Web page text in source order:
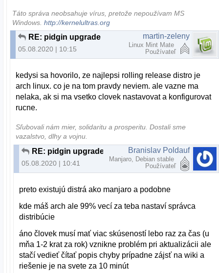
Táto správa neobsahuje vírus, pretože nepoužívam MS
Windows.http://kernelultras.org
RE: pidgin upgrade
05.08.2020 | 10:15
martin-zeleny
Linux Mint Mate
Používateľ
kedysi sa hovorilo, ze najlepsi rolling release distro je
arch linux. co je na tom pravdy neviem. ale vazne ma
nelaka, ak si ma vsetko clovek nastavovat a konfigurovat
rucne.
Sľubovali nám mier, solidaritu a prosperitu. Dostali sme
vazalstvo, dlhy a vojnu.
RE: pidgin upgrade
05.08.2020 | 10:41
Branislav Poldauf
Manjaro, Debian stable
Používateľ
preto existujú distrá ako manjaro a podobne
kde máš arch ale 99% vecí za teba nastaví správca
distribúcie
áno človek musí mať viac skúseností lebo raz za čas (u
mňa 1-2 krat za rok) vznikne problém pri aktualizácii ale
stačí vedieť čítať popis chyby prípadne zájsť na wiki a
riešenie je na svete za 10 minút